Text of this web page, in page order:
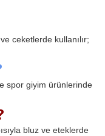
ceketlerde kullanılır;
spor giyim ürünlerinde
bluz ve eteklerde